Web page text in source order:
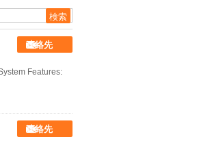
連絡先
Features:
連絡先